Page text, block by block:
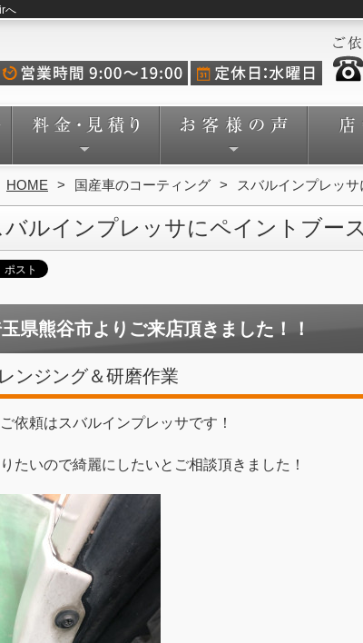
へ
HOME 国産車のコーティング スバルインプレッ
バルインプレッサにペイントブー
県熊谷市よりご来店頂きました！！
ンジング＆研磨作業
依頼はスバルインプレッサです！
たいので綺麗にしたいとご相談頂きました！